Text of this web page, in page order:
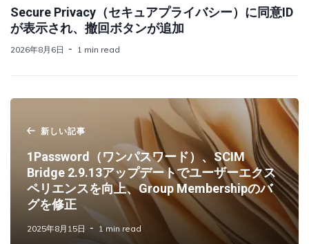
Secure Privacy（セキュアプライバシー）に同意ID
が表示され、撤回ボタンが追加
2026年8月6日 1 min read
新しい記事
1Password（ワンパスワード）、SCIM
Bridge 2.9.13アップデートでユーザーエクス
ペリエンスを向上、Group Membershipのバ
グを修正
2025年8月15日 1 min read